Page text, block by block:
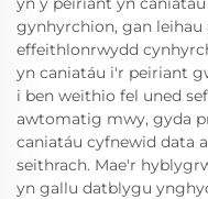
gynhyrchion, gan leihau
effeithlonrwydd
yn caniatáu i'r peiriant
i ben weithio fel uned
awtomatig mwy, gyda
caniatáu cyfnewid data
seithrach. Mae'r
yn gallu datblygu